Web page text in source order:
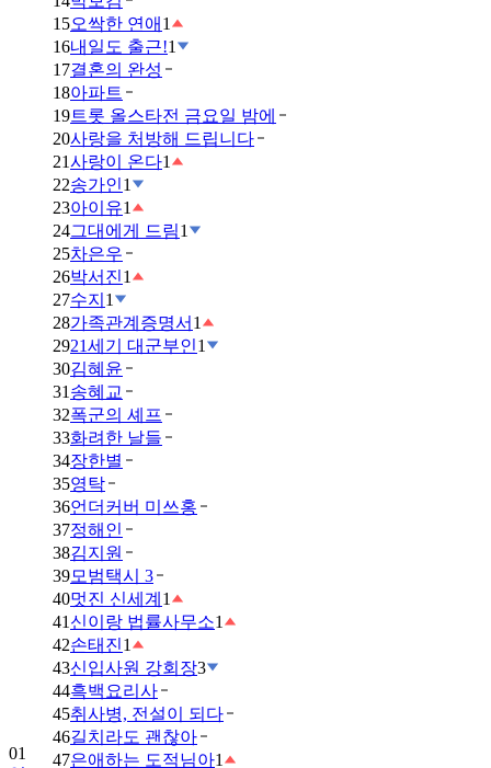
15오싹한 연애 1
16내일도 출근!1
17결혼의 완성
18아파트
19트롯 올스타전 금요일 밤에
20사랑을 처방해 드립니다
21사랑이 온다1
22송가인1
23아이유1
24그대에게 드림1
25차은우
26박서진1
27수지 1
28가족관계증명서 1
2921세기 대군부인1
30김혜윤
31 송혜교
32폭군의 셰프
33화려한 날들
34장한별
35영탁
36언더커버 미쓰홍
37정해인
38김지원
39모범택시 3
40멋진 신세계 1
41 신이랑 법률사무소1
42손태진1
43신입사원 강회장3
44흑백요리사
45취사병, 전설이 되다
46길치라도 괜찮아
47은애하는 도적님아1
영